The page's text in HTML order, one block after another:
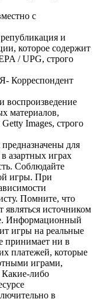
с
и
которое содержит
/ UPG, строго
Корреспондент
воспроизведение
материалов,
Images, строго
для
азартных играх
Соблюдайте
игры. При
Помните, что
являться источником
Информационный
игры на реальные
принимает ни в
платежей, которые
играми,
Какие-либо
в